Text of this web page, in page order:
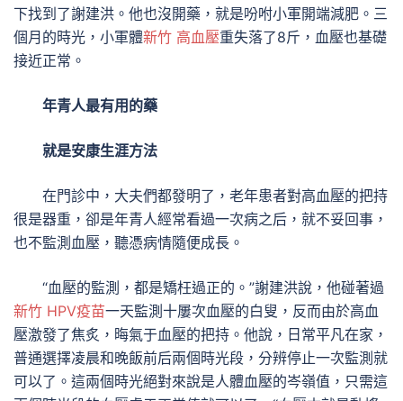
下找到了謝建洪。他也沒開藥，就是吩咐小軍開端減肥。三
個月的時光，小軍體新竹 高血壓重失落了8斤，血壓也基礎
接近正常。
年青人最有用的藥
就是安康生涯方法
在門診中，大夫們都發明了，老年患者對高血壓的把持
很是器重，卻是年青人經常看過一次病之后，就不妥回事，
也不監測血壓，聽憑病情隨便成長。
“血壓的監測，都是矯枉過正的。”謝建洪說，他碰著過
新竹 HPV疫苗一天監測十屢次血壓的白叟，反而由於高血
壓激發了焦炙，晦氣于血壓的把持。他說，日常平凡在家，
普通選擇凌晨和晚飯前后兩個時光段，分辨停止一次監測就
可以了。這兩個時光絕對來說是人體血壓的岑嶺值，只需這